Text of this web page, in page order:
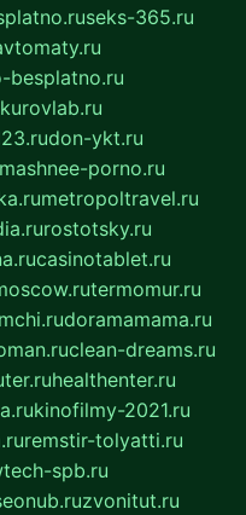
seks-365.ru
besplatno.ru
don-ykt.ru
porno.ru
metropoltravel.ru
rostotsky.ru
casinotablet.ru
termomur.ru
doramamama.ru
clean-dreams.ru
healthenter.ru
kinofilmy-2021.ru
remstir-tolyatti.ru
spb.ru
zvonitut.ru